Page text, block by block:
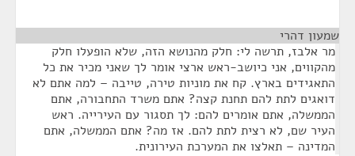
שמעון דהרי
מר אלבז, תרשה לי: חלק מהנושא הזה, שלא הופעלו חלק
מהקווים, אני כיושב-ראש ארצי אומר לך שאני מכיר את כל
התאגידים בארץ. קח את מוניות טירה, טייבה – למה אתם לא
דואגים לתת להם תחנת קצה? אתם משרד התחבורה, אתם
הממשלה, אתם אומרים להם: לך תסגור עם העירייה. ראש
העיר שם, לא רצית לתת להם. אז מה? אתם הממשלה, אתם
המדינה – תאלצו את המערכת העירונית.